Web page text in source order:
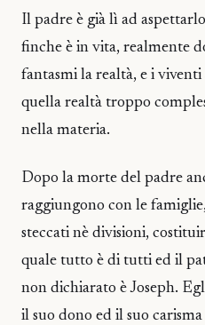
Il padre è già lì ad
finche è in vita, realmente
fantasmi la realtà, e i
quella realtà troppo
nella materia.
Dopo la morte del padre
raggiungono con le
steccati nè divisioni,
quale tutto è di tutti ed il
non dichiarato è Joseph.
il suo dono ed il suo